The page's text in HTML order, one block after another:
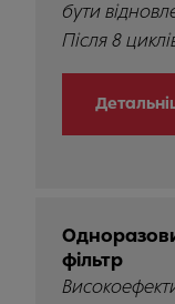
бути
Після 8
фільтр